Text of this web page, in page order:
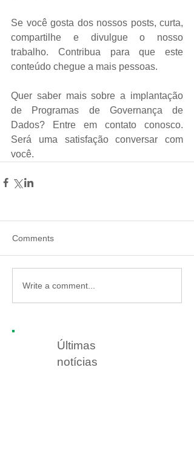
Se você gosta dos nossos posts, curta,
compartilhe e divulgue o nosso
trabalho. Contribua para que este
conteúdo chegue a mais pessoas.
Quer saber mais sobre a implantação
de Programas de Governança de
Dados? Entre em contato conosco.
Será uma satisfação conversar com
você.
Comments
Write a comment...
Últimas
notícias